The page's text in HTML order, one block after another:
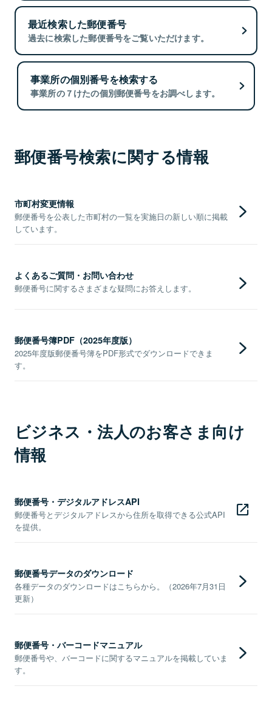
最近検索した郵便番号
過去に検索した郵便番号をご覧いただけます。
事業所の個別番号を検索する
事業所の７けたの個別郵便番号をお調べします。
郵便番号検索に関する情報
市町村変更情報
郵便番号を公表した市町村の一覧を実施日の新しい順に掲載
しています。
よくあるご質問・お問い合わせ
郵便番号に関するさまざまな疑問にお答えします。
郵便番号簿PDF（2025年度版）
2025年度版郵便番号簿をPDF形式でダウンロードできま
す。
ビジネス・法人のお客さま向け
情報
郵便番号・デジタルアドレスAPI
郵便番号とデジタルアドレスから住所を取得できる公式API
を提供。
郵便番号データのダウンロード
各種データのダウンロードはこちらから。（2026年7月31日
更新）
郵便番号・バーコードマニュアル
郵便番号や、バーコードに関するマニュアルを掲載していま
す。